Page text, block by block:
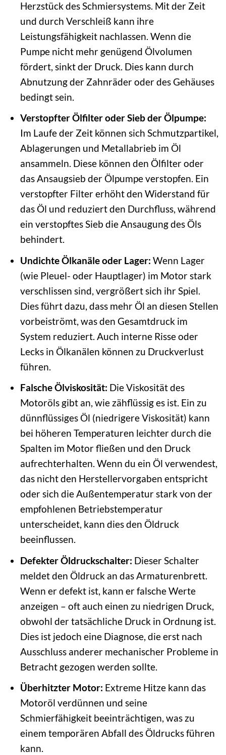
Herzstück des Schmiersystems. Mit der Zeit
und durch Verschleiß kann ihre
Leistungsfähigkeit nachlassen. Wenn die
Pumpe nicht mehr genügend Ölvolumen
fördert, sinkt der Druck. Dies kann durch
Abnutzung der Zahnräder oder des Gehäuses
bedingt sein.
Verstopfter Ölfilter oder Sieb der Ölpumpe:
Im Laufe der Zeit können sich Schmutzpartikel,
Ablagerungen und Metallabrieb im Öl
ansammeln. Diese können den Ölfilter oder
das Ansaugsieb der Ölpumpe verstopfen. Ein
verstopfter Filter erhöht den Widerstand für
das Öl und reduziert den Durchfluss, während
ein verstopftes Sieb die Ansaugung des Öls
behindert.
Undichte Ölkanäle oder Lager: Wenn Lager
(wie Pleuel- oder Hauptlager) im Motor stark
verschlissen sind, vergrößert sich ihr Spiel.
Dies führt dazu, dass mehr Öl an diesen Stellen
vorbeiströmt, was den Gesamtdruck im
System reduziert. Auch interne Risse oder
Lecks in Ölkanälen können zu Druckverlust
führen.
Falsche Ölviskosität: Die Viskosität des
Motoröls gibt an, wie zähflüssig es ist. Ein zu
dünnflüssiges Öl (niedrigere Viskosität) kann
bei höheren Temperaturen leichter durch die
Spalten im Motor fließen und den Druck
aufrechterhalten. Wenn du ein Öl verwendest,
das nicht den Herstellervorgaben entspricht
oder sich die Außentemperatur stark von der
empfohlenen Betriebstemperatur
unterscheidet, kann dies den Öldruck
beeinflussen.
Defekter Öldruckschalter: Dieser Schalter
meldet den Öldruck an das Armaturenbrett.
Wenn er defekt ist, kann er falsche Werte
anzeigen – oft auch einen zu niedrigen Druck,
obwohl der tatsächliche Druck in Ordnung ist.
Dies ist jedoch eine Diagnose, die erst nach
Ausschluss anderer mechanischer Probleme in
Betracht gezogen werden sollte.
Überhitzter Motor: Extreme Hitze kann das
Motoröl verdünnen und seine
Schmierfähigkeit beeinträchtigen, was zu
einem temporären Abfall des Öldrucks führen
kann.